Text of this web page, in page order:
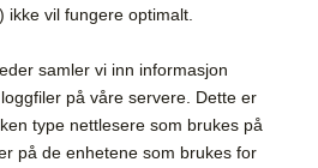
ikke vil fungere optimalt.
samler vi inn informasjon
på våre servere. Dette er
type nettlesere som brukes på
på de enhetene som brukes for